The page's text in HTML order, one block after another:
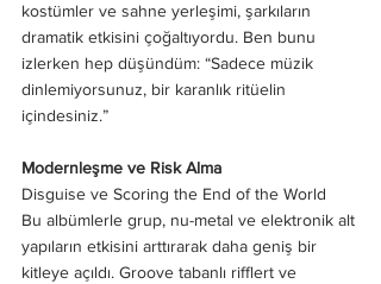
kostümler ve sahne yerleşimi, şarkıların
dramatik etkisini çoğaltıyordu. Ben bunu
izlerken hep düşündüm: “Sadece müzik
dinlemiyorsunuz, bir karanlık ritüelin
içindesiniz.”
Modernleşme ve Risk Alma
Disguise ve Scoring the End of the World
Bu albümlerle grup, nu-metal ve elektronik alt
yapıların etkisini arttırarak daha geniş bir
kitleye açıldı. Groove tabanlı rifflert ve